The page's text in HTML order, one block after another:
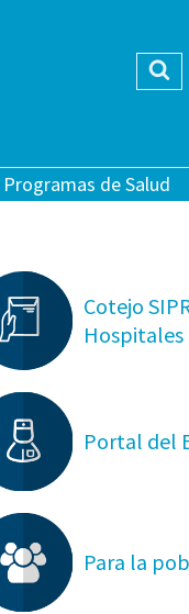
Programas de Salud
Cotejo
Hospitales
Portal del
Para la